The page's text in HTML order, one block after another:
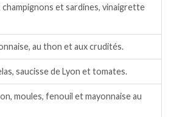
champignons et sardines, vinaigrette
au thon et aux crudités.
saucisse de Lyon et tomates.
moules, fenouil et mayonnaise au